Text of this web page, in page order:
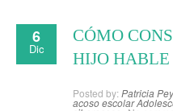
6
Dic
CÓMO
HIJO
Posted by: Patricia
acoso escolar